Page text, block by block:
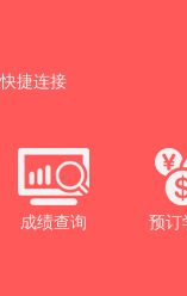
快捷连接
成绩查询 预订